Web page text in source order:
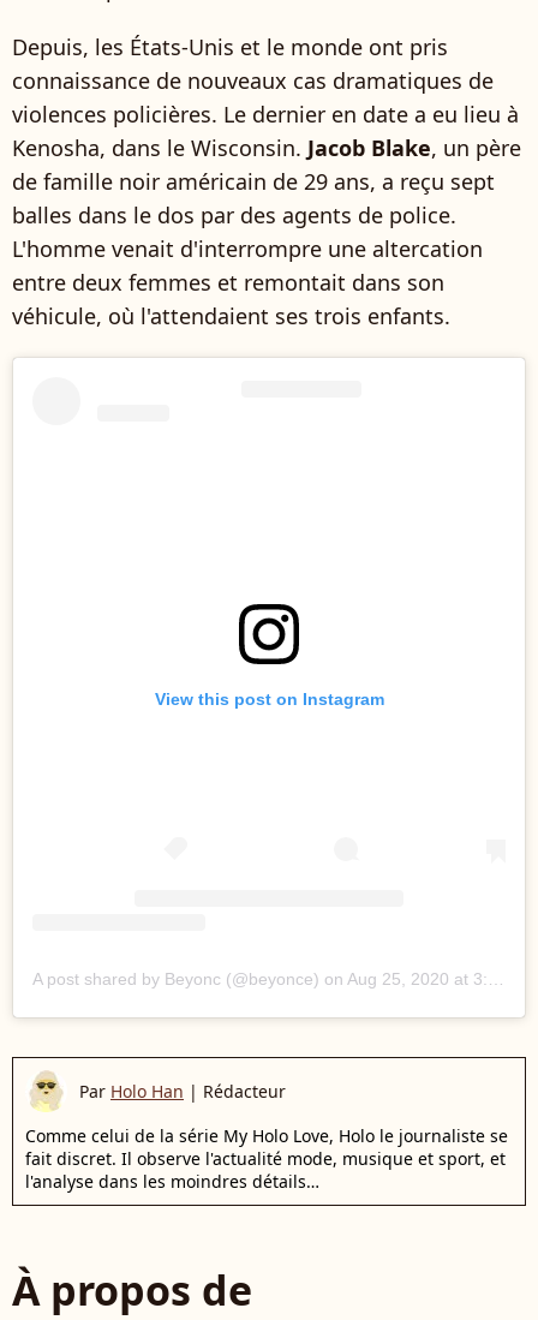
Depuis, les États-Unis et le monde ont pris
connaissance de nouveaux cas dramatiques de
violences policières. Le dernier en date a eu lieu à
Kenosha, dans le Wisconsin. Jacob Blake, un père
de famille noir américain de 29 ans, a reçu sept
balles dans le dos par des agents de police.
L'homme venait d'interrompre une altercation
entre deux femmes et remontait dans son
véhicule, où l'attendaient ses trois enfants.
View this post on Instagram
A post shared by Beyonc (@beyonce) on Aug 25, 2020 at 3:56pm PDT
Par Holo Han | Rédacteur
Comme celui de la série My Holo Love, Holo le journaliste se
fait discret. Il observe l'actualité mode, musique et sport, et
l'analyse dans les moindres détails…
À propos de